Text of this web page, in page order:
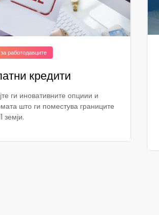
работодавците
кредити
ги иновативните опциии и
што ги поместува границите
земји.